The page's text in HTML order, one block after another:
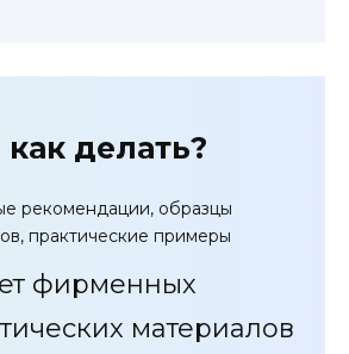
как делать?
рекомендации, образцы
практические примеры
фирменных
материалов